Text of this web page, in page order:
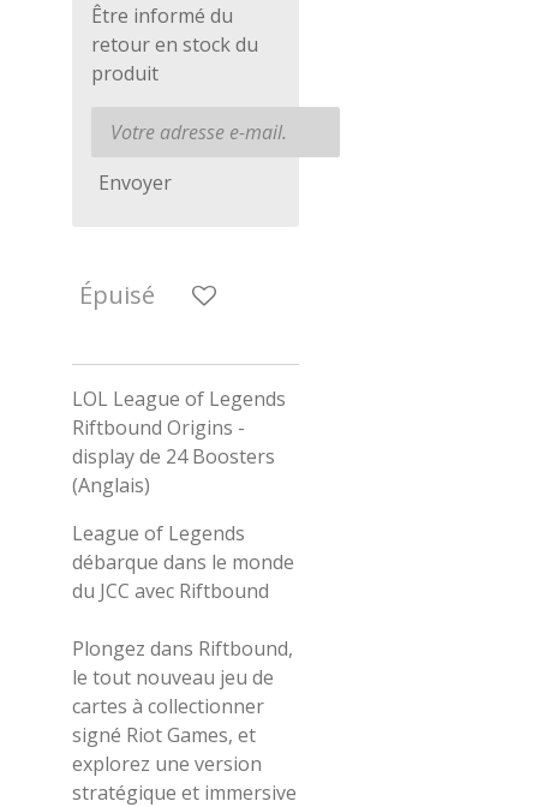
Être informé du
retour en stock du
produit
Envoyer
Épuisé
LOL League of Legends
Riftbound Origins -
display de 24 Boosters
(Anglais)
League of Legends
débarque dans le monde
du JCC avec Riftbound
Plongez dans Riftbound,
le tout nouveau jeu de
cartes à collectionner
signé Riot Games, et
explorez une version
stratégique et immersive